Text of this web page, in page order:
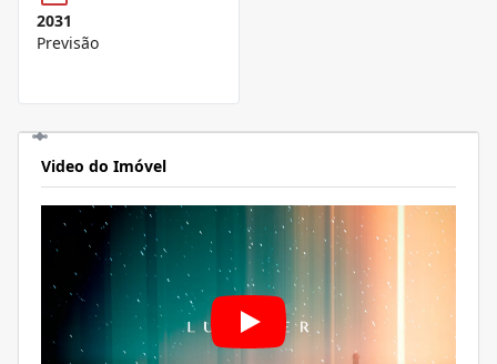
2031
Previsão
Video do Imóvel